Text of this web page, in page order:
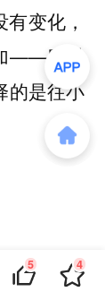
变化，
——应对
的是往小
5 4